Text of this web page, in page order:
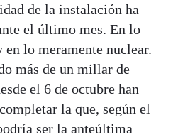
de la instalación ha
el último mes. En lo
lo meramente nuclear.
más de un millar de
el 6 de octubre han
la que, según el
ser la anteúltima